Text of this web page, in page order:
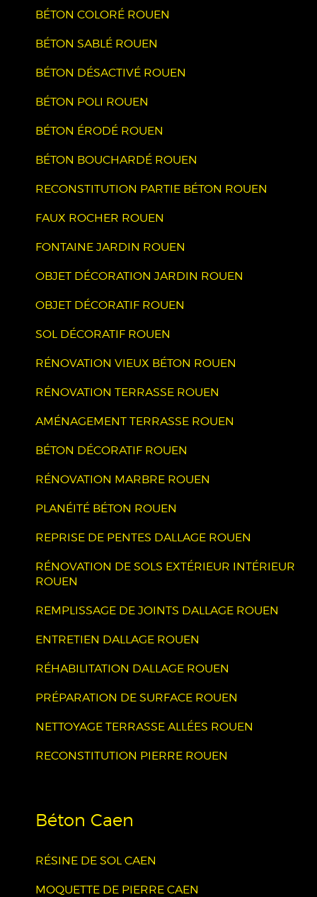
BÉTON COLORÉ ROUEN
BÉTON SABLÉ ROUEN
BÉTON DÉSACTIVÉ ROUEN
BÉTON POLI ROUEN
BÉTON ÉRODÉ ROUEN
BÉTON BOUCHARDÉ ROUEN
RECONSTITUTION PARTIE BÉTON ROUEN
FAUX ROCHER ROUEN
FONTAINE JARDIN ROUEN
OBJET DÉCORATION JARDIN ROUEN
OBJET DÉCORATIF ROUEN
SOL DÉCORATIF ROUEN
RÉNOVATION VIEUX BÉTON ROUEN
RÉNOVATION TERRASSE ROUEN
AMÉNAGEMENT TERRASSE ROUEN
BÉTON DÉCORATIF ROUEN
RÉNOVATION MARBRE ROUEN
PLANÉITÉ BÉTON ROUEN
REPRISE DE PENTES DALLAGE ROUEN
RÉNOVATION DE SOLS EXTÉRIEUR INTÉRIEUR
ROUEN
REMPLISSAGE DE JOINTS DALLAGE ROUEN
ENTRETIEN DALLAGE ROUEN
RÉHABILITATION DALLAGE ROUEN
PRÉPARATION DE SURFACE ROUEN
NETTOYAGE TERRASSE ALLÉES ROUEN
RECONSTITUTION PIERRE ROUEN
Béton Caen
RÉSINE DE SOL CAEN
MOQUETTE DE PIERRE CAEN